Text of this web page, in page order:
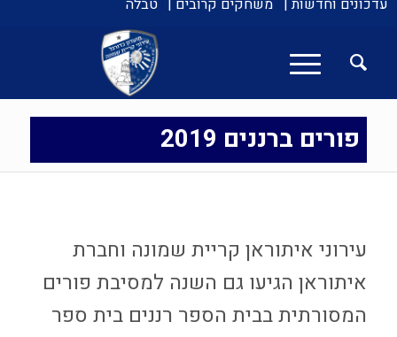
עדכונים וחדשות | משחקים קרובים | טבלה
פורים ברננים 2019
עירוני איתוראן קריית שמונה וחברת
איתוראן הגיעו גם השנה למסיבת פורים
המסורתית בבית הספר רננים בית ספר